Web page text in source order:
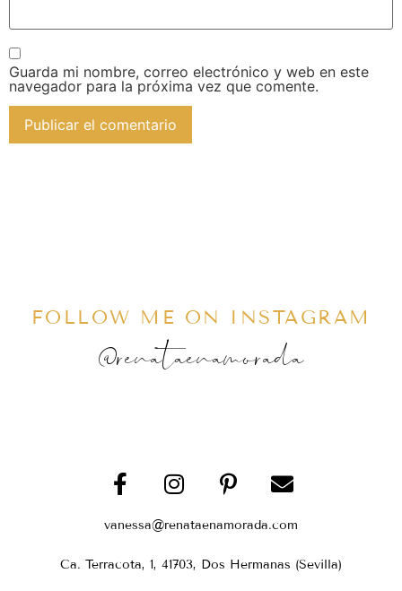
Guarda mi nombre, correo electrónico y web en este
navegador para la próxima vez que comente.
FOLLOW ME ON INSTAGRAM
@renataenamorada
vanessa@renataenamorada.com
Ca. Terracota, 1, 41703, Dos Hermanas (Sevilla)